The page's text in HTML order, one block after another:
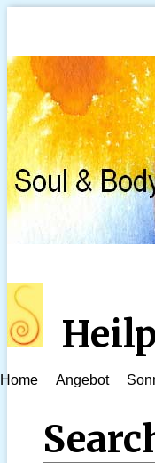
Home Angebot